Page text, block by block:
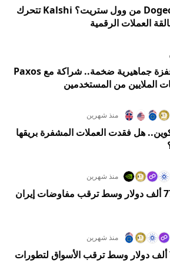
هل تقترب XRP وDogecoin من وول ستريت؟ Kalshi تتحرك
العملات الرقمية
دوجكوين على أعتاب قفزة جماهيرية ضخمة.. شراكة مع Paxos
الملايين من المستخدمين
منذ شهرين
هل فقدت العملات المشفرة بريقها
منذ شهرين
بيتكوين تتماسك فوق 77 ألف دولار وسط ترقب مفاوضات إيران
منذ شهرين
بيتكوين تستقر دون 77 ألف دولار وسط ترقب الأسواق لتطورات